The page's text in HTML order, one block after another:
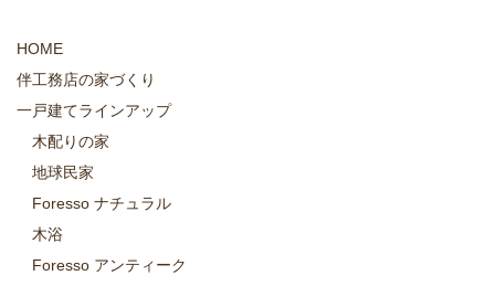
HOME
伴工務店の家づくり
一戸建てラインアップ
木配りの家
地球民家
Foresso ナチュラル
木浴
Foresso アンティーク